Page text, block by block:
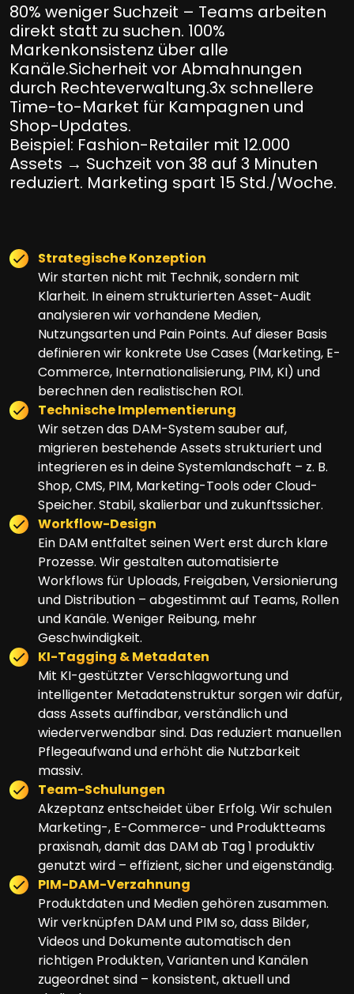
80% weniger Suchzeit – Teams arbeiten
direkt statt zu suchen. 100%
Markenkonsistenz über alle
Kanäle.Sicherheit vor Abmahnungen
durch Rechteverwaltung.3x schnellere
Time-to-Market für Kampagnen und
Shop-Updates.
Beispiel: Fashion-Retailer mit 12.000
Assets → Suchzeit von 38 auf 3 Minuten
reduziert. Marketing spart 15 Std./Woche.
Strategische Konzeption
Wir starten nicht mit Technik, sondern mit
Klarheit. In einem strukturierten Asset-Audit
analysieren wir vorhandene Medien,
Nutzungsarten und Pain Points. Auf dieser Basis
definieren wir konkrete Use Cases (Marketing, E-
Commerce, Internationalisierung, PIM, KI) und
berechnen den realistischen ROI.
Technische Implementierung
Wir setzen das DAM-System sauber auf,
migrieren bestehende Assets strukturiert und
integrieren es in deine Systemlandschaft – z. B.
Shop, CMS, PIM, Marketing-Tools oder Cloud-
Speicher. Stabil, skalierbar und zukunftssicher.
Workflow-Design
Ein DAM entfaltet seinen Wert erst durch klare
Prozesse. Wir gestalten automatisierte
Workflows für Uploads, Freigaben, Versionierung
und Distribution – abgestimmt auf Teams, Rollen
und Kanäle. Weniger Reibung, mehr
Geschwindigkeit.
KI-Tagging & Metadaten
Mit KI-gestützter Verschlagwortung und
intelligenter Metadatenstruktur sorgen wir dafür,
dass Assets auffindbar, verständlich und
wiederverwendbar sind. Das reduziert manuellen
Pflegeaufwand und erhöht die Nutzbarkeit
massiv.
Team-Schulungen
Akzeptanz entscheidet über Erfolg. Wir schulen
Marketing-, E-Commerce- und Produktteams
praxisnah, damit das DAM ab Tag 1 produktiv
genutzt wird – effizient, sicher und eigenständig.
PIM-DAM-Verzahnung
Produktdaten und Medien gehören zusammen.
Wir verknüpfen DAM und PIM so, dass Bilder,
Videos und Dokumente automatisch den
richtigen Produkten, Varianten und Kanälen
zugeordnet sind – konsistent, aktuell und